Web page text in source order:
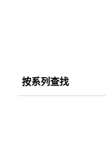
按系列查找